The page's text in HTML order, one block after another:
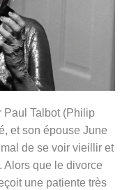
Paul Talbot (Philip
et son épouse June
de se voir vieillir et
Alors que le divorce
une patiente très